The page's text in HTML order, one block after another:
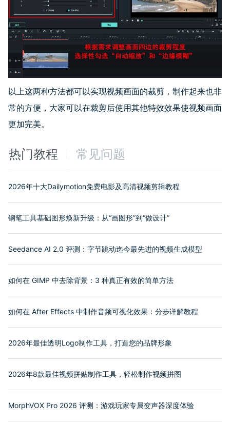
以上这两种方法都可以实现视频画面的裁剪，制作起来也非
常的方便，大家可以在裁剪后使用其他特效效果使视频画面
更加完美。
热门教程 常见问题
2026年十大Dailymotion免费电影及高清视频剪辑教程
钢笔工具基础图形焕新升级：从“画图形”到“做设计”
Seedance AI 2.0 评测：字节跳动迄今最先进的视频生成模型
如何在 GIMP 中去除背景：3 种真正有效的简单方法
如何在 After Effects 中制作音频可视化效果：分步详解教程
2026年最佳透明Logo制作工具，打造您的品牌形象
2026年8款最佳视频拼贴制作工具，轻松制作视频拼图
MorphVOX Pro 2026 评测：游戏玩家专属变声器深度体验